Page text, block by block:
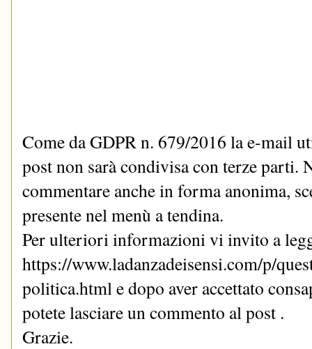
Come da GDPR n. 679/2016 la e-mail
post non sarà condivisa con terze parti.
commentare anche in forma anonima,
presente nel menù a tendina.
Per ulteriori informazioni vi invito a
https://www.ladanzadeisensi.com/p/
politica.html e dopo aver accettato
potete lasciare un commento al post .
Grazie.